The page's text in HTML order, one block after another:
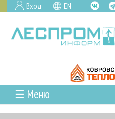
Вход EN
☰ Меню
ГЛАВНАЯ